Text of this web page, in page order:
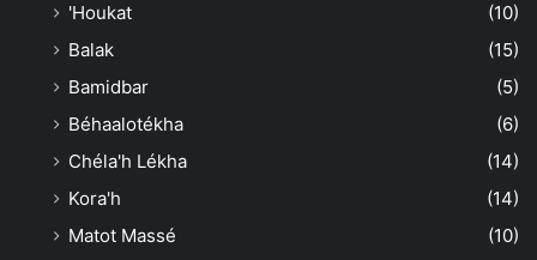
'Houkat
(10)
Balak
(15)
Bamidbar
(5)
Béhaalotékha
(6)
Chéla'h Lékha
(14)
Kora'h
(14)
Matot Massé
(10)